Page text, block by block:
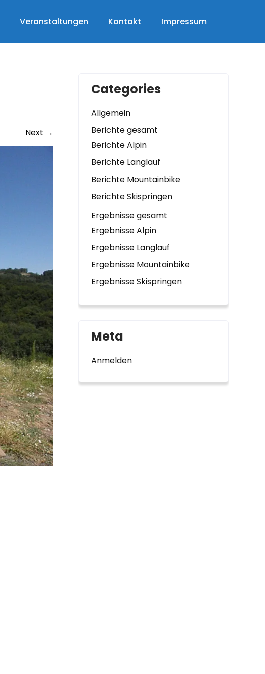
Veranstaltungen Kontakt Impressum
Next →
Categories
Allgemein
Berichte gesamt
Berichte Alpin
Berichte Langlauf
Berichte Mountainbike
Berichte Skispringen
Ergebnisse gesamt
Ergebnisse Alpin
Ergebnisse Langlauf
Ergebnisse Mountainbike
Ergebnisse Skispringen
Meta
Anmelden